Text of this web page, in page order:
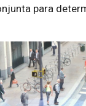
para